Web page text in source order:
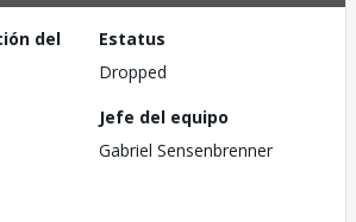
del
Estatus
Dropped
Jefe del equipo
Gabriel Sensenbrenner